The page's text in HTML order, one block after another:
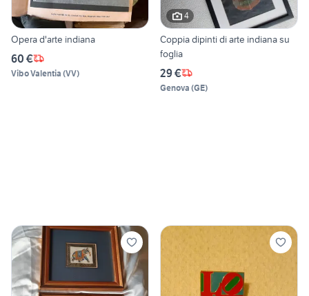
Opera d'arte indiana
60 €
Vibo Valentia (VV)
4
Coppia dipinti di arte indiana su
foglia
29 €
Genova (GE)